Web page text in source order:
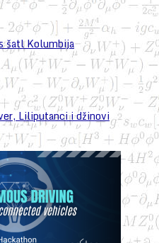
šatl Kolumbija
Liliputanci i džinovi